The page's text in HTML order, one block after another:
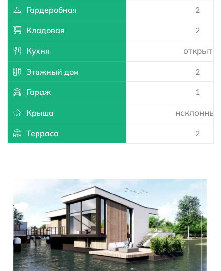
Гардеробная 2
Кладовая 2
Кухня открыт
Этажный дом 2
Гараж 1
Крыша наклонный
Терраса 2